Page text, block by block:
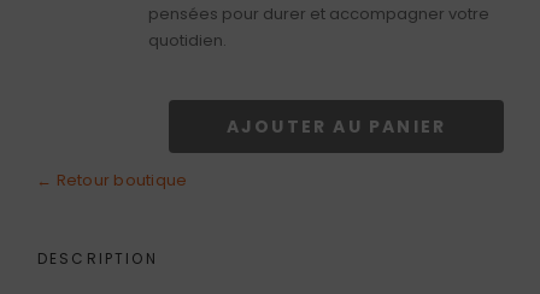
pensées pour durer et accompagner votre
quotidien.
de
AJOUTER AU PANIER
← Retour boutique
DESCRIPTION